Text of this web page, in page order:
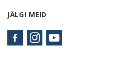
JÄLGI MEID